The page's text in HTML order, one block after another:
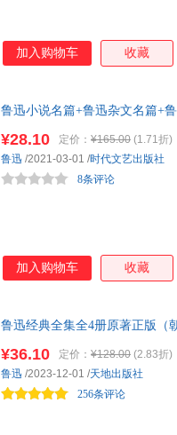
加入购物车 收藏
鲁迅小说名篇+鲁迅杂文名篇+
行三审三校流程，标点、语句
子的人格塑造有很大的好处。
¥28.10 定价： ¥165.00 (1.71折)
8条评论
鲁迅 /2021-03-01 /时代文艺出版社
加入购物车 收藏
鲁迅经典全集全4册原著正版（
经典作品，希望每位读者能从
味到作品中饱含的深远而强大
¥36.10 定价： ¥128.00 (2.83折)
256条评论
鲁迅 /2023-12-01 /天地出版社